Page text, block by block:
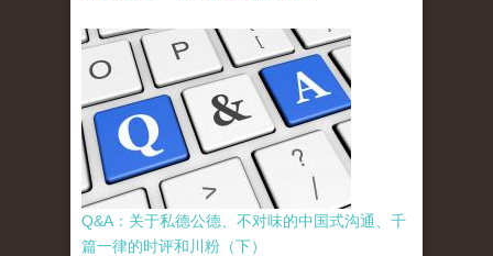
Q&A：关于私德公德、不对味的中国式沟通、千
篇一律的时评和川粉（下）